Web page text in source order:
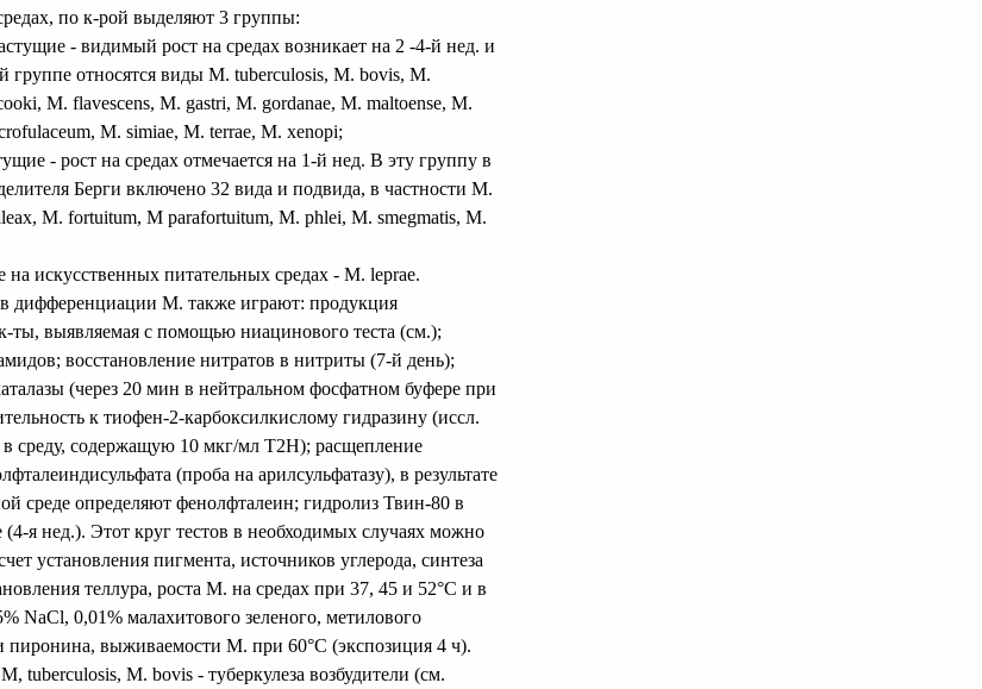
по к-рой выделяют 3 группы:
- видимый рост на средах возникает на 2 -4-й нед. и
группе относятся виды М. tuberculosis, M. bovis, M.
M. flavescens, M. gastri, M. gordanae, М. maltoense, M.
М. simiae, M. terrae, M. xenopi;
- рост на средах отмечается на 1-й нед. В эту группу в
Берги включено 32 вида и подвида, в частности М.
M. fortuitum, M parafortuitum, M. phlei, M. smegmatis, M.
на искусственных питательных средах - М. leprae.
дифференциации М. также играют: продукция
ты, выявляемая с помощью ниацинового теста (см.);
восстановление нитратов в нитриты (7-й день);
(через 20 мин в нейтральном фосфатном буфере при
к тиофен-2-карбоксилкислому гидразину (иссл.
среду, содержащую 10 мкг/мл Т2Н); расщепление
(проба на арилсульфатазу), в результате
среде определяют фенолфталеин; гидролиз Твин-80 в
(4-я нед.). Этот круг тестов в необходимых случаях можно
установления пигмента, источников углерода, синтеза
теллура, роста М. на средах при 37, 45 и 52°С и в
NaCl, 0,01% малахитового зеленого, метилового
пиронина, выживаемости М. при 60°С (экспозиция 4 ч).
tuberculosis, M. bovis - туберкулеза возбудители (см.